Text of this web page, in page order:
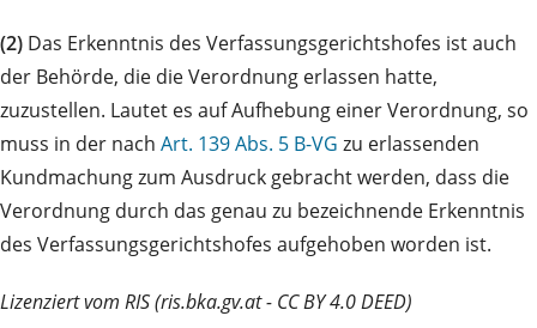
(2) Das Erkenntnis des Verfassungsgerichtshofes ist auch
der Behörde, die die Verordnung erlassen hatte,
zuzustellen. Lautet es auf Aufhebung einer Verordnung, so
muss in der nach Art. 139 Abs. 5 B-VG zu erlassenden
Kundmachung zum Ausdruck gebracht werden, dass die
Verordnung durch das genau zu bezeichnende Erkenntnis
des Verfassungsgerichtshofes aufgehoben worden ist.
Lizenziert vom RIS (ris.bka.gv.at - CC BY 4.0 DEED)